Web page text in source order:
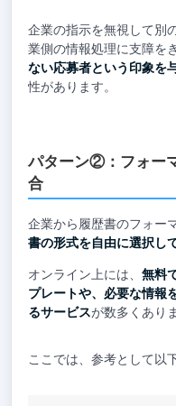
企業の指示を無視して別
業側の情報処理に支障を
ない応募者という印象を
性があります。
パターン②：フォー
合
企業から履歴書のフォー
書の形式を自由に選択し
オンライン上には、 無料
プレートや、必要な情報
るサービスが数多くあり
ここでは、参考として以